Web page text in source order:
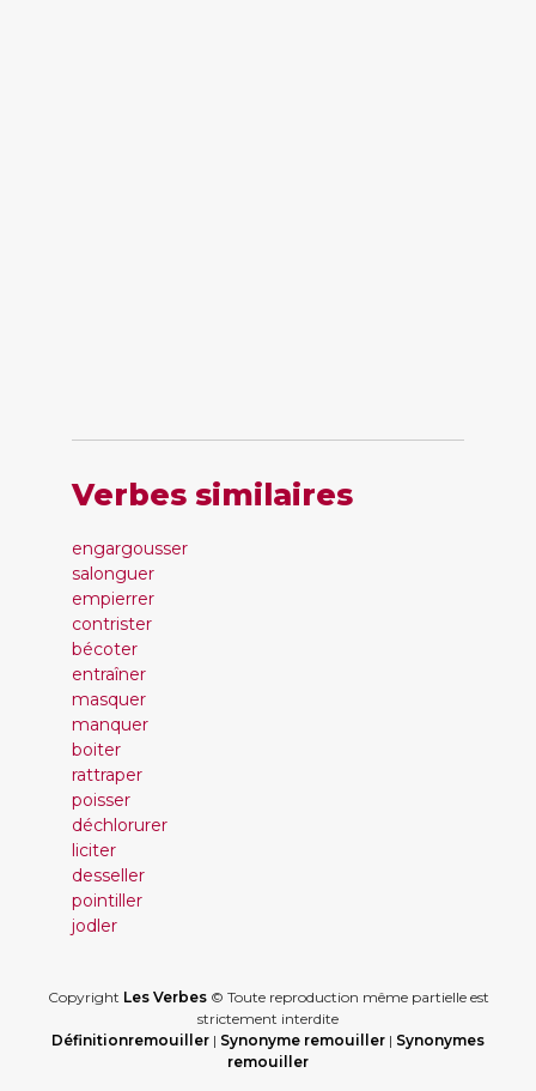
Verbes similaires
engargousser
salonguer
empierrer
contrister
bécoter
entraîner
masquer
manquer
boiter
rattraper
poisser
déchlorurer
liciter
desseller
pointiller
jodler
Copyright Les Verbes© Toute reproduction même partielle est
strictement interdite
Définitionremouiller | Synonyme remouiller | Synonymes
remouiller